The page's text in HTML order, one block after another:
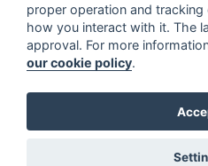
Facebook
Line
proper operation and
how you interact with it. The
approval. For more
our cookie policy.